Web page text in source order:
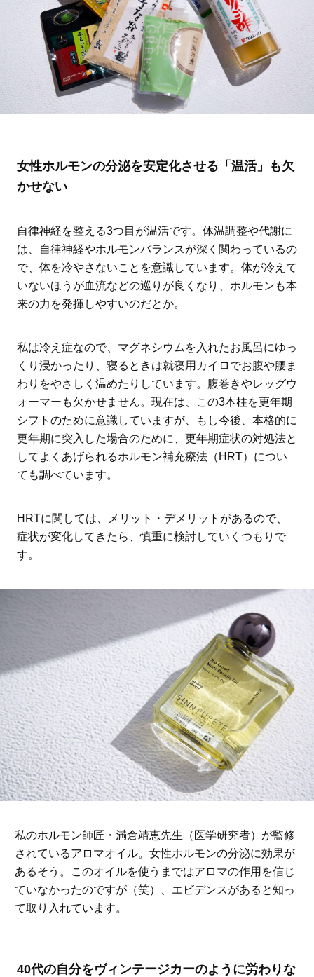
女性ホルモンの分泌を安定化させる「温活」も欠
かせない
自律神経を整える3つ目が温活です。体温調整や代謝に
は、自律神経やホルモンバランスが深く関わっているの
で、体を冷やさないことを意識しています。体が冷えて
いないほうが血流などの巡りが良くなり、ホルモンも本
来の力を発揮しやすいのだとか。
私は冷え症なので、マグネシウムを入れたお風呂にゆっ
くり浸かったり、寝るときは就寝用カイロでお腹や腰ま
わりをやさしく温めたりしています。腹巻きやレッグウ
ォーマーも欠かせません。現在は、この3本柱を更年期
シフトのために意識していますが、もし今後、本格的に
更年期に突入した場合のために、更年期症状の対処法と
してよくあげられるホルモン補充療法（HRT）につい
ても調べています。
HRTに関しては、メリット・デメリットがあるので、
症状が変化してきたら、慎重に検討していくつもりで
す。
私のホルモン師匠・満倉靖恵先生（医学研究者）が監修
されているアロマオイル。女性ホルモンの分泌に効果が
あるそう。このオイルを使うまではアロマの作用を信じ
ていなかったのですが（笑）、エビデンスがあると知っ
て取り入れています。
40代の自分をヴィンテージカーのように労わりな